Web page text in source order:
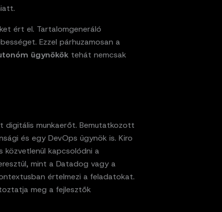
ért el. Tartalomgeneráló
Ezzel párhuzamosan a
ügynökök tehát nemcsak
digitális munkaerőt. Bemutatkozott
és egy DevOps ügynök is. Kiro
közvetlenül kapcsolódni a
mint a Datadog vagy a
értelmezi a feladatokat.
meg a fejlesztők